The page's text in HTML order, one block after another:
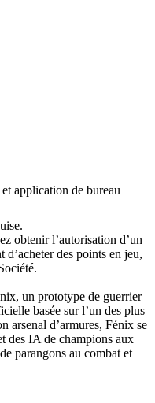
et application de bureau
obtenir l’autorisation d’un
d’acheter des points en jeu,
un prototype de guerrier
basée sur l’un des plus
arsenal d’armures, Fénix se
des IA de champions aux
parangons au combat et